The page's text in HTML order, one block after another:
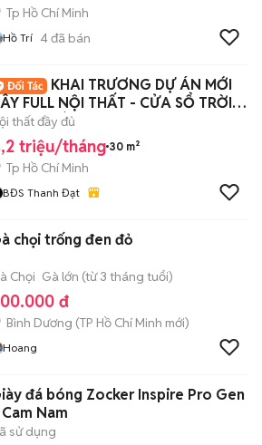
Tp Hồ Chí Minh
Hồ Trí 4đã bán
KHAI TRƯƠNG DỰ ÁN MỚI
FULL NỘI THẤT - CỬA SỔ TRỜI -
MÁY
thất đầy đủ
triệu/tháng 30 m²
Tp Hồ Chí Minh
BĐS Thanh Đạt
chọi trống đen đỏ
Chọi Gà lớn (từ 3 tháng tuổi)
đ
Bình Dương (TP Hồ Chí Minh mới)
Hoang
đá bóng Zocker Inspire Pro Gen
Nam
sử dụng